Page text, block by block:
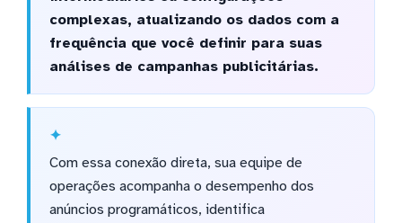
complexas, atualizando os dados com a
frequência que você definir para suas
análises de campanhas publicitárias.
Com essa conexão direta, sua equipe de
operações acompanha o desempenho dos
anúncios programáticos, identifica